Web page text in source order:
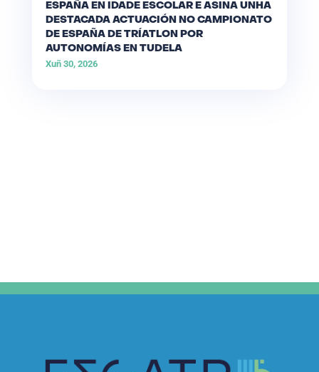
ESPAÑA EN IDADE ESCOLAR E ASINA UNHA
DESTACADA ACTUACIÓN NO CAMPIONATO
DE ESPAÑA DE TRÍATLON POR
AUTONOMÍAS EN TUDELA
Xuñ 30, 2026